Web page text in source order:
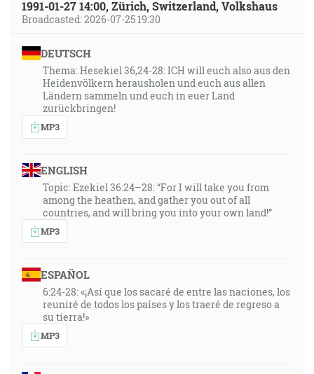
1991-01-27 14:00, Zürich, Switzerland, Volkshaus
Broadcasted: 2026-07-25 19:30
DEUTSCH
Thema: Hesekiel 36,24-28: ICH will euch also aus den
Heidenvölkern herausholen und euch aus allen
Ländern sammeln und euch in euer Land
zurückbringen!
MP3
ENGLISH
Topic: Ezekiel 36:24–28: “For I will take you from
among the heathen, and gather you out of all
countries, and will bring you into your own land!”
MP3
ESPAÑOL
6:24-28: «¡Así que los sacaré de entre las naciones, los
reuniré de todos los países y los traeré de regreso a
su tierra!»
MP3